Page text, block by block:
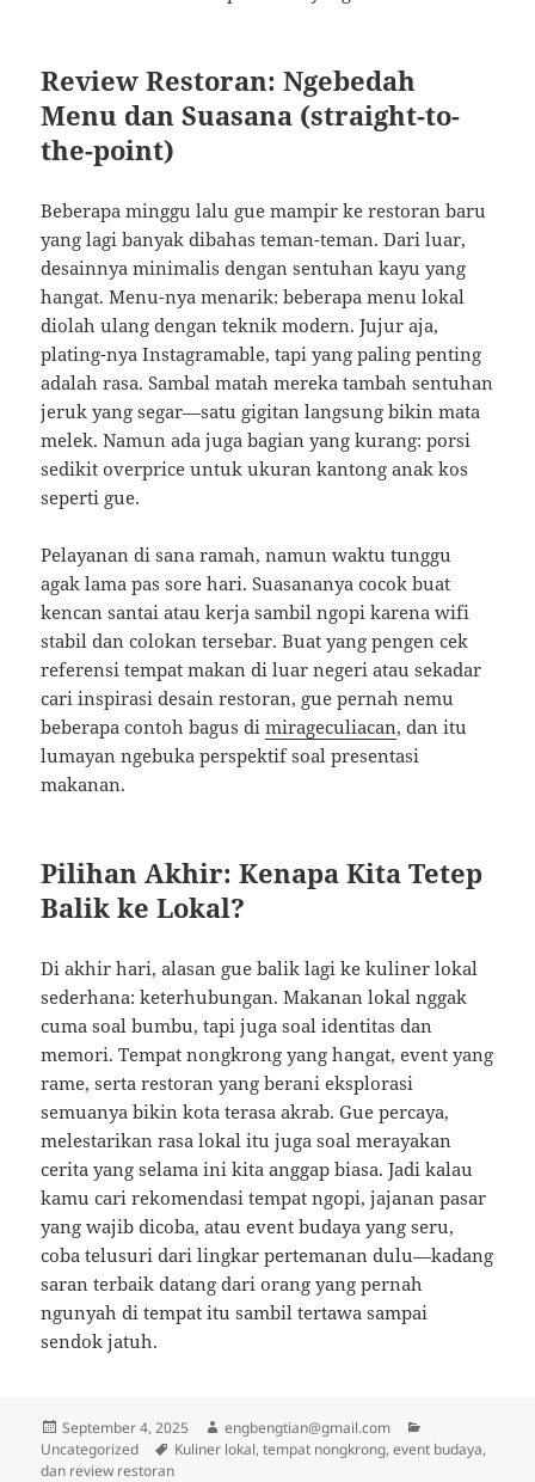
Review Restoran: Ngebedah
Menu dan Suasana (straight-to-
the-point)
Beberapa minggu lalu gue mampir ke restoran baru
yang lagi banyak dibahas teman-teman. Dari luar,
desainnya minimalis dengan sentuhan kayu yang
hangat. Menu-nya menarik: beberapa menu lokal
diolah ulang dengan teknik modern. Jujur aja,
plating-nya Instagramable, tapi yang paling penting
adalah rasa. Sambal matah mereka tambah sentuhan
jeruk yang segar—satu gigitan langsung bikin mata
melek. Namun ada juga bagian yang kurang: porsi
sedikit overprice untuk ukuran kantong anak kos
seperti gue.
Pelayanan di sana ramah, namun waktu tunggu
agak lama pas sore hari. Suasananya cocok buat
kencan santai atau kerja sambil ngopi karena wifi
stabil dan colokan tersebar. Buat yang pengen cek
referensi tempat makan di luar negeri atau sekadar
cari inspirasi desain restoran, gue pernah nemu
beberapa contoh bagus dimirageculiacan, dan itu
lumayan ngebuka perspektif soal presentasi
makanan.
Pilihan Akhir: Kenapa Kita Tetep
Balik ke Lokal?
Di akhir hari, alasan gue balik lagi ke kuliner lokal
sederhana: keterhubungan. Makanan lokal nggak
cuma soal bumbu, tapi juga soal identitas dan
memori. Tempat nongkrong yang hangat, event yang
rame, serta restoran yang berani eksplorasi
semuanya bikin kota terasa akrab. Gue percaya,
melestarikan rasa lokal itu juga soal merayakan
cerita yang selama ini kita anggap biasa. Jadi kalau
kamu cari rekomendasi tempat ngopi, jajanan pasar
yang wajib dicoba, atau event budaya yang seru,
coba telusuri dari lingkar pertemanan dulu—kadang
saran terbaik datang dari orang yang pernah
ngunyah di tempat itu sambil tertawa sampai
sendok jatuh.
Posted
on
September 4, 2025 Author
engbengtian@gmail.com
Uncategorized
Tags
Kuliner lokal, tempat nongkrong, event budaya,
dan review restoran